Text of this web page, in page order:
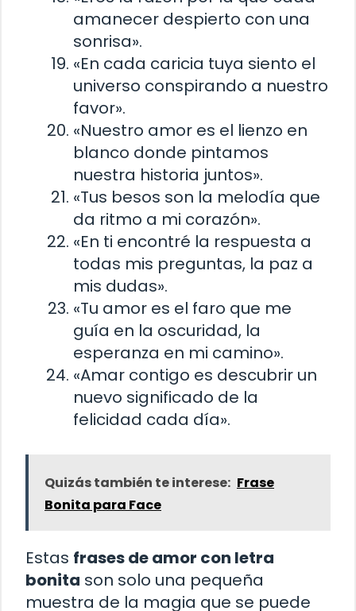
amanecer despierto con una
sonrisa».
«En cada caricia tuya siento el
universo conspirando a nuestro
favor».
«Nuestro amor es el lienzo en
blanco donde pintamos
nuestra historia juntos».
«Tus besos son la melodía que
da ritmo a mi corazón».
«En ti encontré la respuesta a
todas mis preguntas, la paz a
mis dudas».
«Tu amor es el faro que me
guía en la oscuridad, la
esperanza en mi camino».
«Amar contigo es descubrir un
nuevo significado de la
felicidad cada día».
Quizás también te interese: Frase
Bonita para Face
Estas frases de amor con letra
bonita son solo una pequeña
muestra de la magia que se puede